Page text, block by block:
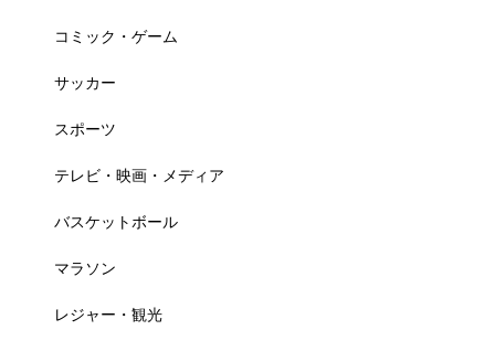
コミック・ゲーム
サッカー
スポーツ
テレビ・映画・メディア
バスケットボール
マラソン
レジャー・観光